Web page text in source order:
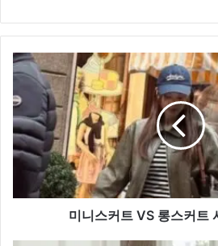
미
니
스
커
트
VS
롱
커
미니스커트 VS 롱스커트